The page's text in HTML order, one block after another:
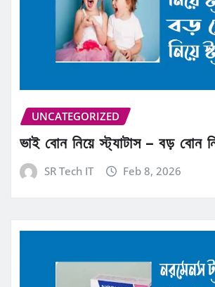
UNCATEGORIZED
ভাই বোন নিয়ে স্ট্যাটাস – বড় বোন
SR Tech IT Feb 8, 2026